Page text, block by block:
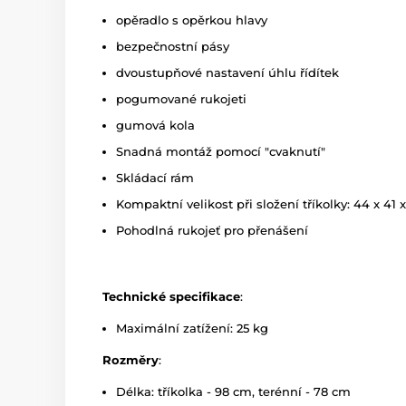
opěradlo s opěrkou hlavy
bezpečnostní pásy
dvoustupňové nastavení úhlu řídítek
pogumované rukojeti
gumová kola
Snadná montáž pomocí "cvaknutí"
Skládací rám
Kompaktní velikost při složení tříkolky: 44 x 41
Pohodlná rukojeť pro přenášení
Technické specifikace:
Maximální zatížení: 25 kg
Rozměry:
Délka: tříkolka - 98 cm, terénní - 78 cm